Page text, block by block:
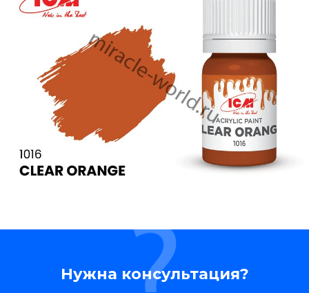
Нужна консультация?